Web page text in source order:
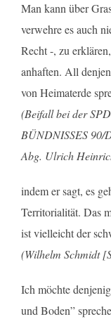
Man kann über
verwehre es auch
Recht -, zu
anhaften. All
von Heimaterde
(Beifall bei der
BÜNDNISSES 90/
Abg. Ulrich
indem er sagt, es
Territorialität. Das
ist vielleicht der
(Wilhelm Schmidt
Ich möchte
und Boden”